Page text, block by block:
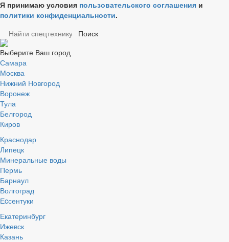
Я принимаю условия пользовательского соглашения и
политики конфиденциальности.
Выберите Ваш город
Самара
Москва
Нижний Новгород
Воронеж
Тула
Белгород
Киров
Краснодар
Липецк
Минеральные воды
Пермь
Барнаул
Волгоград
Еcсентуки
Екатеринбург
Ижевск
Казань